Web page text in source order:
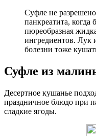
Суфле не
панкреатита, когда
пюреобразная
ингредиентов. Лук
болезни тоже
Суфле из
Десертное кушанье
праздничное блюдо при
сладкие ягоды.